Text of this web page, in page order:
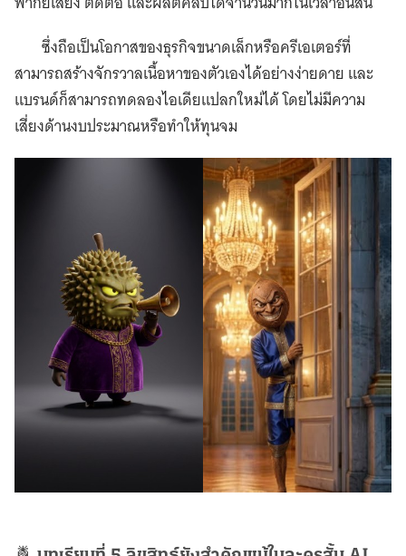
ซึ่งถือเป็นโอกาสของธุรกิจขนาดเล็กหรือครีเอเตอร์ที่
สามารถสร้างจักรวาลเนื้อหาของตัวเองได้อย่างง่ายดาย และ
แบรนด์ก็สามารถทดลองไอเดียแปลกใหม่ได้ โดยไม่มีความ
เสี่ยงด้านงบประมาณหรือทำให้ทุนจม